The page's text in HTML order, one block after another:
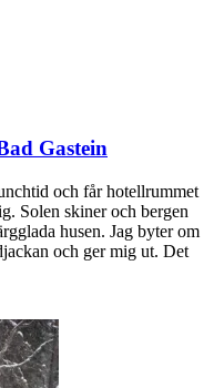
Gastein
och får hotellrummet
Solen skiner och bergen
husen. Jag byter om
och ger mig ut. Det